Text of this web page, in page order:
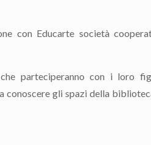
con Educarte società
che parteciperanno con i loro
conoscere gli spazi della